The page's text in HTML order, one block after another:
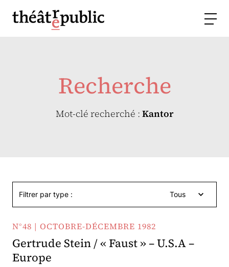
Recherche
Mot-clé recherché : Kantor
Filtrer par type : Tous
N°48 | OCTOBRE-DÉCEMBRE 1982
Gertrude Stein / « Faust » – U.S.A –
Europe